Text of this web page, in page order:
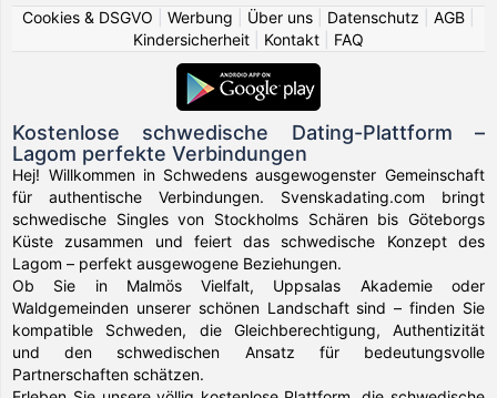
Cookies & DSGVO
Werbung Über uns Datenschutz AGB
Kindersicherheit
Kontakt FAQ
Kostenlose schwedische Dating-Plattform –
Lagom perfekte Verbindungen
Hej! Willkommen in Schwedens ausgewogenster Gemeinschaft
für authentische Verbindungen. Svenskadating.com bringt
schwedische Singles von Stockholms Schären bis Göteborgs
Küste zusammen und feiert das schwedische Konzept des
Lagom – perfekt ausgewogene Beziehungen.
Ob Sie in Malmös Vielfalt, Uppsalas Akademie oder
Waldgemeinden unserer schönen Landschaft sind – finden Sie
kompatible Schweden, die Gleichberechtigung, Authentizität
und den schwedischen Ansatz für bedeutungsvolle
Partnerschaften schätzen.